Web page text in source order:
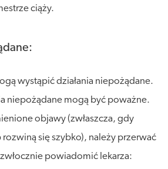
ciąży.
wystąpić działania niepożądane.
niepożądane mogą być poważne.
objawy (zwłaszcza, gdy
się szybko), należy przerwać
powiadomić lekarza: